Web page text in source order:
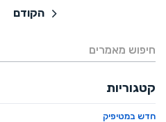
הקודם
קטגוריות
חדש במטיפיק